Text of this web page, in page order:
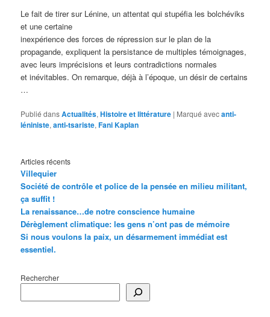
Le fait de tirer sur Lénine, un attentat qui stupéfia les bolchéviks
et une certaine
inexpérience des forces de répression sur le plan de la
propagande, expliquent la persistance de multiples témoignages,
avec leurs imprécisions et leurs contradictions normales
et inévitables. On remarque, déjà à l’époque, un désir de certains
…
Publié dansActualités,Histoire et littérature | Marqué avecanti-
léniniste,anti-tsariste,Fani Kaplan
Articles récents
Villequier
Société de contrôle et police de la pensée en milieu militant,
ça suffit !
La renaissance…de notre conscience humaine
Dérèglement climatique: les gens n’ont pas de mémoire
Si nous voulons la paix, un désarmement immédiat est
essentiel.
Rechercher